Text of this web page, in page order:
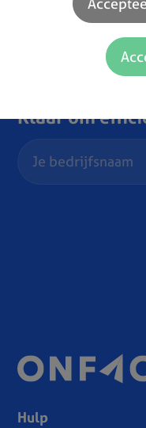
Klaar om
Hulp